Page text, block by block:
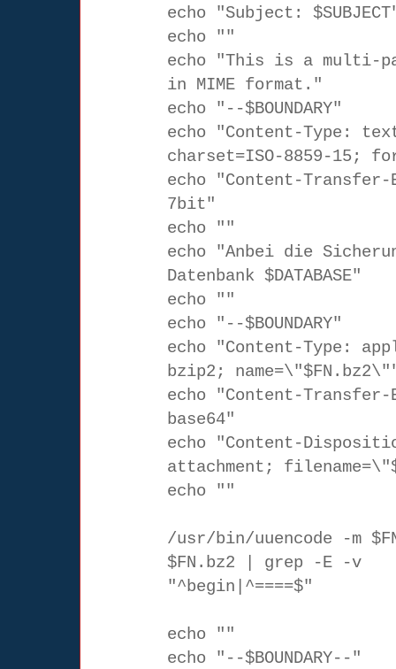
echo "Subject:
echo ""
echo "This is a multi-
in MIME format."
echo "--$BOUNDARY"
echo "Content-Type:
charset=ISO-8859-15;
echo "Content-Transfer-
7bit"
echo ""
echo "Anbei die
Datenbank $DATABASE"
echo ""
echo "--$BOUNDARY"
echo "Content-Type:
bzip2;
echo "Content-Transfer-
base64"
echo "Content-
attachment;
echo ""
/usr/bin/uuencode -m
$FN.bz2 | grep -E -v
"^begin|^====$"
echo ""
echo "--$BOUNDARY--"